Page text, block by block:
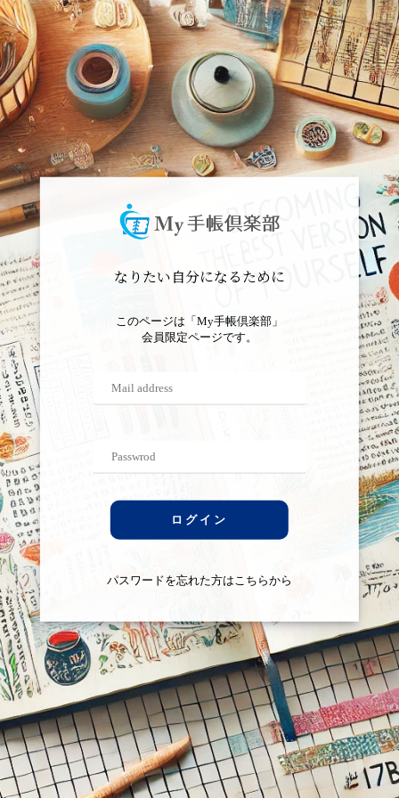
なりたい自分になるために
このページは「My手帳倶楽部」
会員限定ページです。
ログイン
パスワードを忘れた方はこちらから